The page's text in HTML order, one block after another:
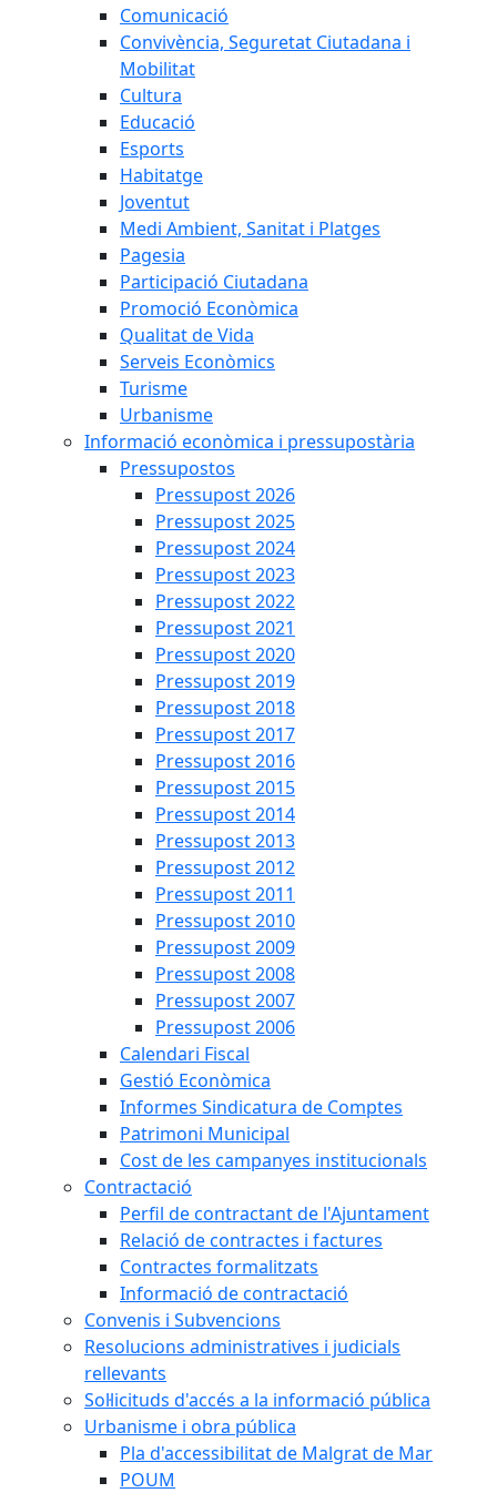
Comunicació
Convivència, Seguretat Ciutadana i
Mobilitat
Cultura
Educació
Esports
Habitatge
Joventut
Medi Ambient, Sanitat i Platges
Pagesia
Participació Ciutadana
Promoció Econòmica
Qualitat de Vida
Serveis Econòmics
Turisme
Urbanisme
Informació econòmica i pressupostària
Pressupostos
Pressupost 2026
Pressupost 2025
Pressupost 2024
Pressupost 2023
Pressupost 2022
Pressupost 2021
Pressupost 2020
Pressupost 2019
Pressupost 2018
Pressupost 2017
Pressupost 2016
Pressupost 2015
Pressupost 2014
Pressupost 2013
Pressupost 2012
Pressupost 2011
Pressupost 2010
Pressupost 2009
Pressupost 2008
Pressupost 2007
Pressupost 2006
Calendari Fiscal
Gestió Econòmica
Informes Sindicatura de Comptes
Patrimoni Municipal
Cost de les campanyes institucionals
Contractació
Perfil de contractant de l'Ajuntament
Relació de contractes i factures
Contractes formalitzats
Informació de contractació
Convenis i Subvencions
Resolucions administratives i judicials
rellevants
Sol·licituds d'accés a la informació pública
Urbanisme i obra pública
Pla d'accessibilitat de Malgrat de Mar
POUM